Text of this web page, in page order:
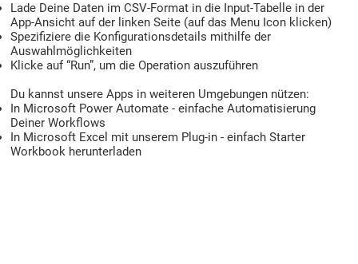
Lade Deine Daten im CSV-Format in die Input-Tabelle in der
App-Ansicht auf der linken Seite (auf das Menu Icon klicken)
Spezifiziere die Konfigurationsdetails mithilfe der
Auswahlmöglichkeiten
Klicke auf “Run”, um die Operation auszuführen
Du kannst unsere Apps in weiteren Umgebungen nützen:
In Microsoft Power Automate - einfache Automatisierung
Deiner Workflows
In Microsoft Excel mit unserem Plug-in - einfach Starter
Workbook herunterladen